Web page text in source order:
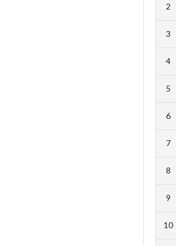
2
3
4
5
6
7
8
9
10